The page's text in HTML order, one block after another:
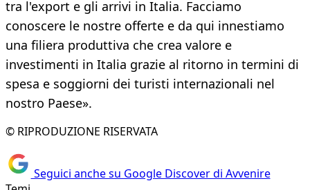
tra l'export e gli arrivi in Italia. Facciamo
conoscere le nostre offerte e da qui innestiamo
una filiera produttiva che crea valore e
investimenti in Italia grazie al ritorno in termini di
spesa e soggiorni dei turisti internazionali nel
nostro Paese».
© RIPRODUZIONE RISERVATA
Seguici anche su Google Discover di Avvenire